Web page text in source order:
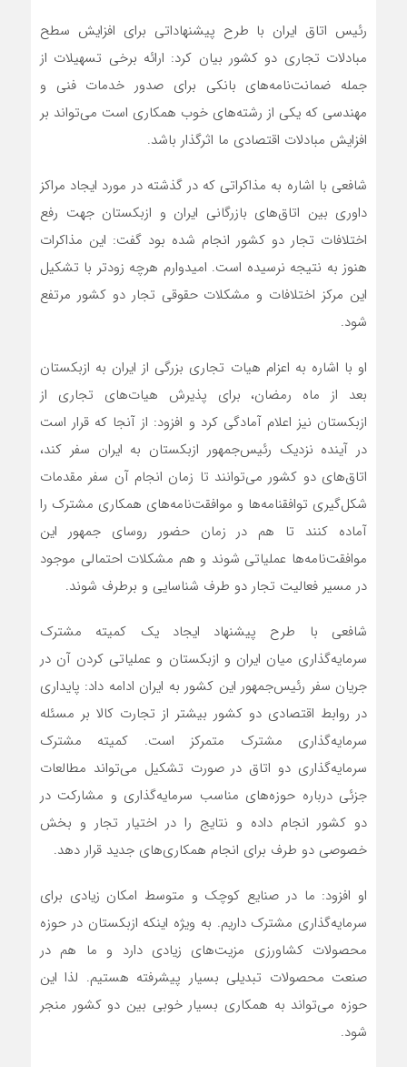
رئیس اتاق ایران با طرح پیشنهاداتی برای افزایش سطح
مبادلات تجاری دو کشور بیان کرد: ارائه برخی تسهیلات از
جمله ضمانت‌نامه‌های بانکی برای صدور خدمات فنی و
مهندسی که یکی از رشته‌های خوب همکاری است می‌تواند بر
افزایش مبادلات اقتصادی ما اثرگذار باشد.
شافعی با اشاره به مذاکراتی که در گذشته در مورد ایجاد مراکز
داوری بین اتاق‌های بازرگانی ایران و ازبکستان جهت رفع
اختلافات تجار دو کشور انجام شده بود گفت: این مذاکرات
هنوز به نتیجه نرسیده است. امیدوارم هرچه زودتر با تشکیل
این مرکز اختلافات و مشکلات حقوقی تجار دو کشور مرتفع
شود.
او با اشاره به اعزام هیات تجاری بزرگی از ایران به ازبکستان
بعد از ماه رمضان، برای پذیرش هیات‌های تجاری از
ازبکستان نیز اعلام آمادگی کرد و افزود: از آنجا که قرار است
در آینده نزدیک رئیس‌جمهور ازبکستان به ایران سفر کند،
اتاق‌های دو کشور می‌توانند تا زمان انجام آن سفر مقدمات
شکل‌گیری توافقنامه‌ها و موافقت‌نامه‌های همکاری مشترک را
آماده کنند تا هم در زمان حضور روسای جمهور این
موافقت‌نامه‌ها عملیاتی شوند و هم مشکلات احتمالی موجود
در مسیر فعالیت تجار دو طرف شناسایی و برطرف شوند.
شافعی با طرح پیشنهاد ایجاد یک کمیته مشترک
سرمایه‌گذاری میان ایران و ازبکستان و عملیاتی کردن آن در
جریان سفر رئیس‌جمهور این کشور به ایران ادامه داد: پایداری
در روابط اقتصادی دو کشور بیشتر از تجارت کالا بر مسئله
سرمایه‌گذاری مشترک متمرکز است. کمیته مشترک
سرمایه‌گذاری دو اتاق در صورت تشکیل می‌تواند مطالعات
جزئی درباره حوزه‌های مناسب سرمایه‌گذاری و مشارکت در
دو کشور انجام داده و نتایج را در اختیار تجار و بخش
خصوصی دو طرف برای انجام همکاری‌های جدید قرار دهد.
او افزود: ما در صنایع کوچک و متوسط امکان زیادی برای
سرمایه‌گذاری مشترک داریم. به ویژه اینکه ازبکستان در حوزه
محصولات کشاورزی مزیت‌های زیادی دارد و ما هم در
صنعت محصولات تبدیلی بسیار پیشرفته هستیم. لذا این
حوزه می‌تواند به همکاری بسیار خوبی بین دو کشور منجر
شود.